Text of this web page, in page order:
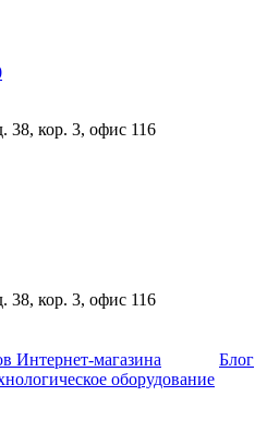
38, кор. 3, офис 116
38, кор. 3, офис 116
Интернет-магазина
оборудование
Блог